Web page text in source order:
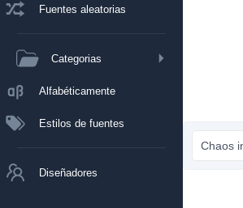
Fuentes aleatorias
Categorias
Alfabéticamente
Estilos de fuentes
Diseñadores
Chaos